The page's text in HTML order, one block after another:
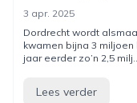
3 apr. 2025
Dordrecht wordt
kwamen bijna 3
jaar eerder zo’n 2,5
Lees verder